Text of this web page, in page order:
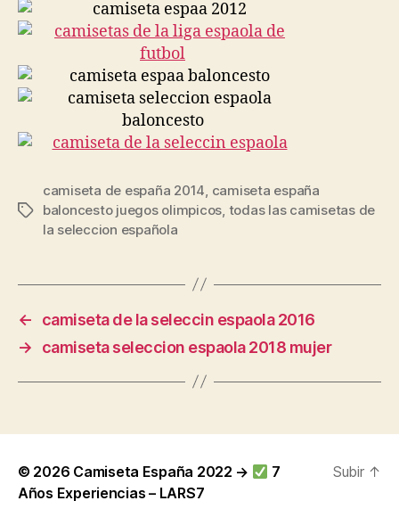
Etiquetas
camiseta de españa 2014, camiseta españa
baloncesto juegos olimpicos, todas las camisetas de
la seleccion española
←
camiseta de la seleccin espaola 2016
→
camiseta seleccion espaola 2018 mujer
© 2026 Camiseta España 2022 →
7
Años Experiencias – LARS7
Subir ↑